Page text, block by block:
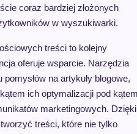
coraz bardziej złożonych
w wyszukiwarki.
treści to kolejny
oferuje wsparcie. Narzędzia
na artykuły blogowe,
ich optymalizacji pod
marketingowych. Dzięki
treści, które nie tylko